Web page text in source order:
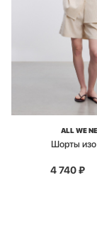
ALL WE
Шорты изо
от
4 740 ₽